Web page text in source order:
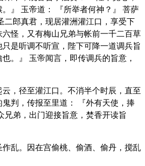
』 玉帝道： 『所举者何神？』 菩萨
二郎真君，现居灌洲灌江口，享受下
怪，又有梅山兄弟与帐前一千二百草
是听调不听宣，陛下可降一道调兵旨
。』 玉帝闻言，即传调兵的旨意，
，径至灌江口。不消半个时辰，直至
判，传报至里道： 『外有天使，捧
兄弟，出门迎接旨意，焚香开读旨
作乱。因在宫偷桃、偷酒、偷丹，搅乱